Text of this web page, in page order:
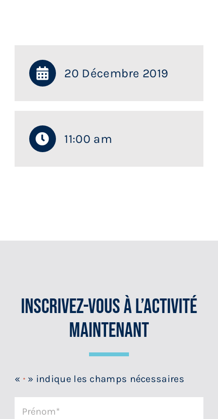
20 Décembre 2019
11:00 am
Inscrivez-Vous À L’activité
Maintenant
« *» indique les champs nécessaires